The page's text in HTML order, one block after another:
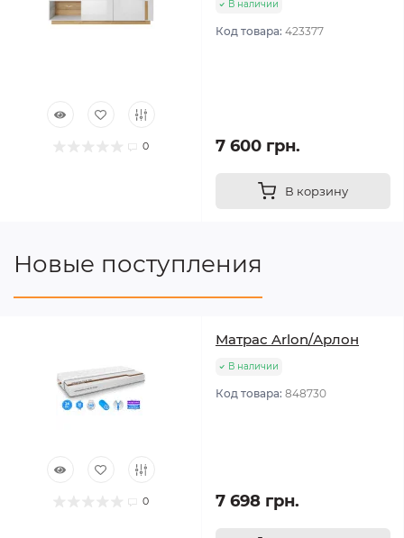
0
В наличии
Код товара: 423377
7 600 грн.
В корзину
Новые поступления
0
Матрас Arlon/Арлон
В наличии
Код товара: 848730
7 698 грн.